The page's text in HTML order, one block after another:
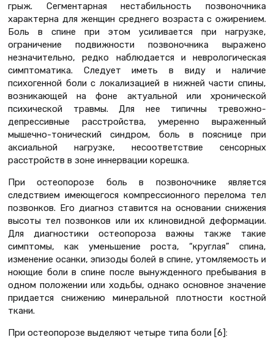
грыж. Сегментарная нестабильность позвоночника
характерна для женщин среднего возраста с ожирением.
Боль в спине при этом усиливается при нагрузке,
ограничение подвижности позвоночника выражено
незначительно, редко наблюдается и неврологическая
симптоматика. Следует иметь в виду и наличие
психогенной боли с локализацией в нижней части спины,
возникающей на фоне актуальной или хронической
психической травмы. Для нее типичны тревожно-
депрессивные расстройства, умеренно выраженный
мышечно-тонический синдром, боль в пояснице при
аксиальной нагрузке, несоответствие сенсорных
расстройств в зоне иннервации корешка.
При остеопорозе боль в позвоночнике является
следствием имеющегося компрессионного перелома тел
позвонков. Его диагноз ставится на основании снижения
высоты тел позвонков или их клиновидной деформации.
Для диагностики остеопороза важны также такие
симптомы, как уменьшение роста, “круглая” спина,
изменение осанки, эпизоды болей в спине, утомляемость и
ноющие боли в спине после вынужденного пребывания в
одном положении или ходьбы, однако основное значение
придается снижению минеральной плотности костной
ткани.
При остеопорозе выделяют четыре типа боли [6]: